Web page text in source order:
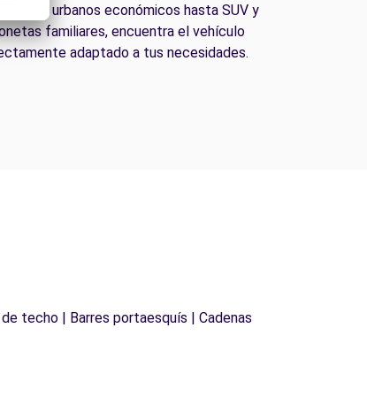
coches urbanos económicos hasta SUV y
familiares, encuentra el vehículo
adaptado a tus necesidades.
techo | Barres portaesquís | Cadenas